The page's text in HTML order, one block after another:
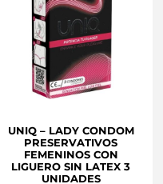
UNIQ – LADY CONDOM
PRESERVATIVOS
FEMENINOS CON
LIGUERO SIN LATEX 3
UNIDADES